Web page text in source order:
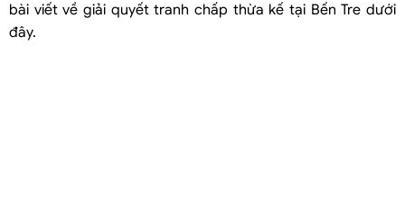
bài viết về giải quyết tranh chấp thừa kế tại Bến Tre dưới
đây.